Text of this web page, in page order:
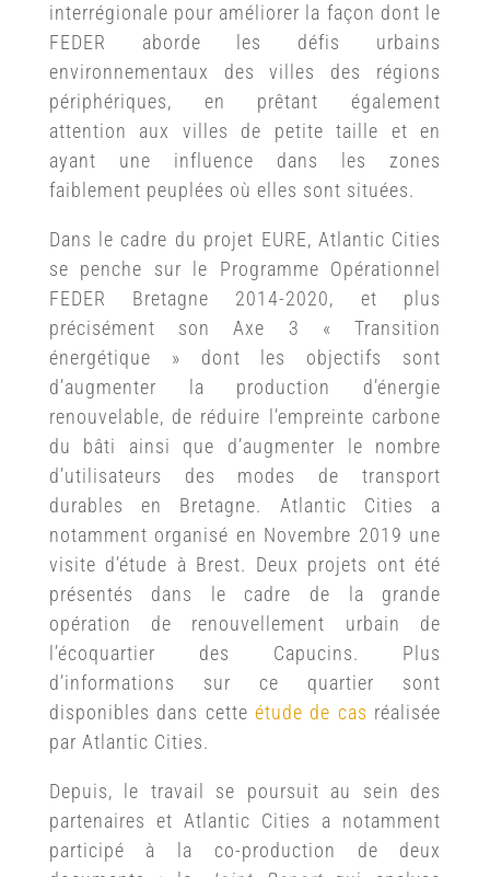
interrégionale pour améliorer la façon dont le
FEDER aborde les défis urbains
environnementaux des villes des régions
périphériques, en prêtant également
attention aux villes de petite taille et en
ayant une influence dans les zones
faiblement peuplées où elles sont situées.
Dans le cadre du projet EURE, Atlantic Cities
se penche sur le Programme Opérationnel
FEDER Bretagne 2014-2020, et plus
précisément son Axe 3 « Transition
énergétique » dont les objectifs sont
d’augmenter la production d’énergie
renouvelable, de réduire l’empreinte carbone
du bâti ainsi que d’augmenter le nombre
d’utilisateurs des modes de transport
durables en Bretagne. Atlantic Cities a
notamment organisé en Novembre 2019 une
visite d’étude à Brest. Deux projets ont été
présentés dans le cadre de la grande
opération de renouvellement urbain de
l’écoquartier des Capucins. Plus
d’informations sur ce quartier sont
disponibles dans cette étude de cas réalisée
par Atlantic Cities.
Depuis, le travail se poursuit au sein des
partenaires et Atlantic Cities a notamment
participé à la co-production de deux